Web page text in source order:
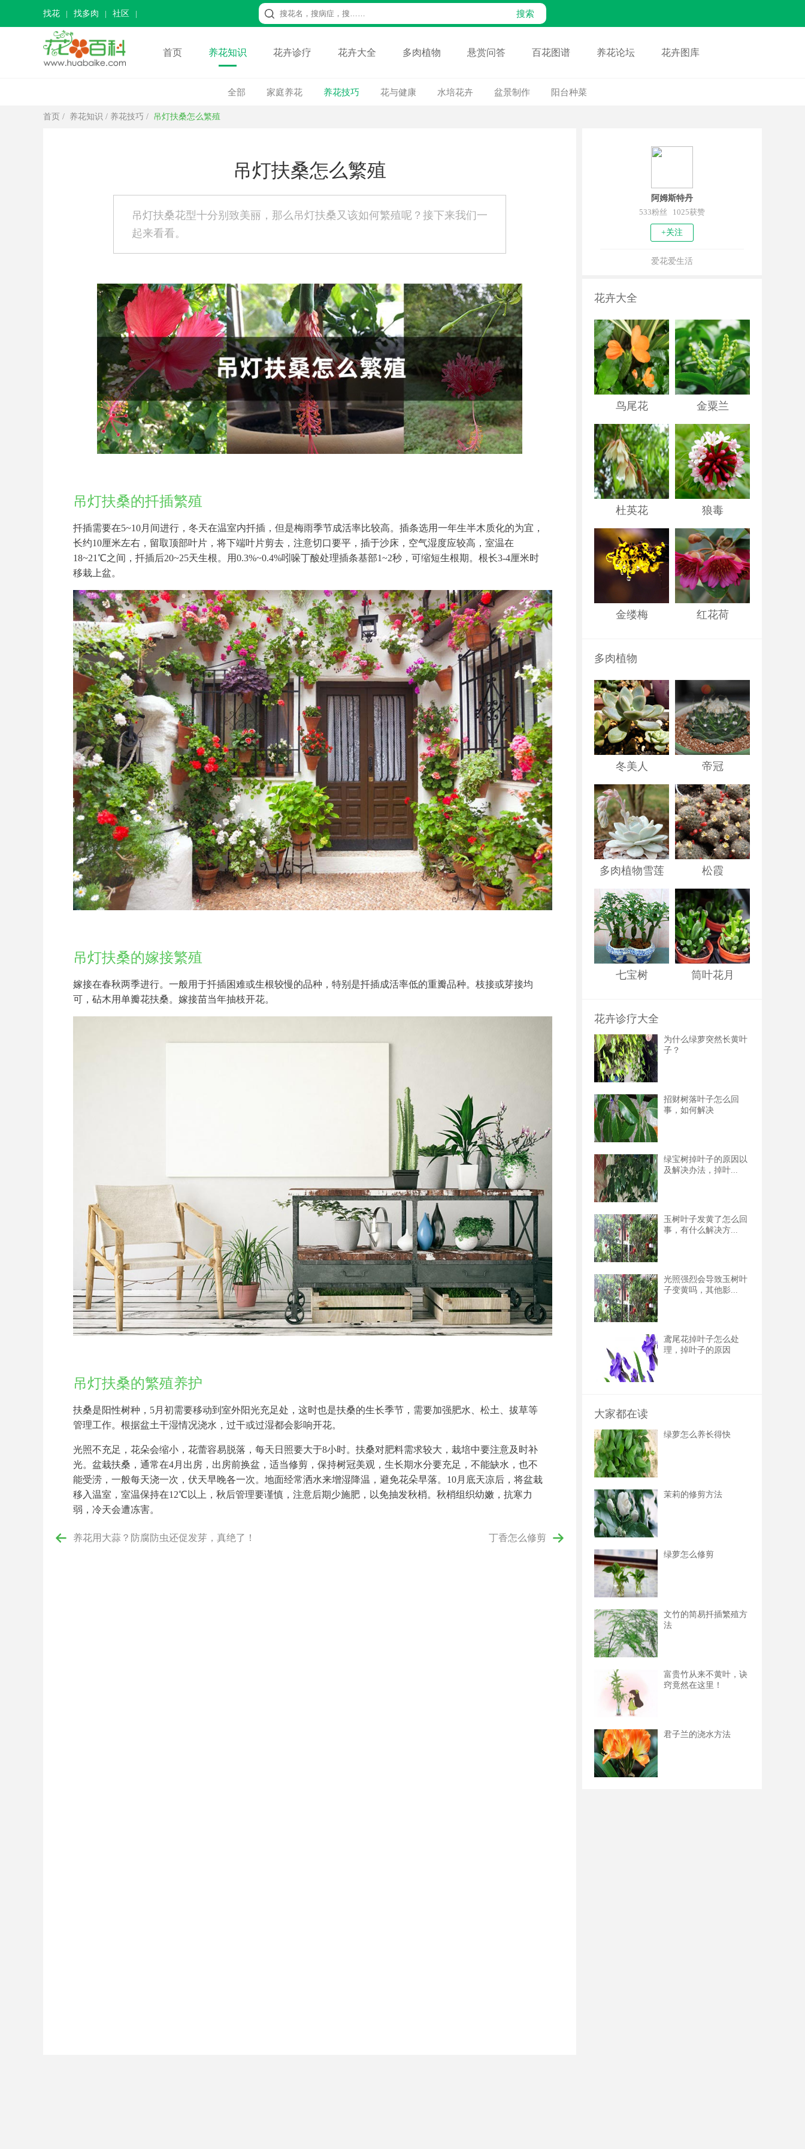
找花 找多肉 社区
首页 养花知识 花卉诊疗 花卉大全 多肉植物 悬赏问答 百花图谱 养花论坛 花卉图库
全部 家庭养花 养花技巧 花与健康 水培花卉 盆景制作 阳台种菜
首页 / 养花知识 / 养花技巧 / 吊灯扶桑怎么繁殖
吊灯扶桑怎么繁殖
吊灯扶桑花型十分别致美丽，那么吊灯扶桑又该如何繁殖呢？接下来我们一
起来看看。
吊灯扶桑的扦插繁殖
扦插需要在5~10月间进行，冬天在温室内扦插，但是梅雨季节成活率比较高。插条选用一年生半木质化的为宜，
长约10厘米左右，留取顶部叶片，将下端叶片剪去，注意切口要平，插于沙床，空气湿度应较高，室温在
18~21℃之间，扦插后20~25天生根。用0.3%~0.4%吲哚丁酸处理插条基部1~2秒，可缩短生根期。根长3-4厘米时
移栽上盆。
吊灯扶桑的嫁接繁殖
嫁接在春秋两季进行。一般用于扦插困难或生根较慢的品种，特别是扦插成活率低的重瓣品种。枝接或芽接均
可，砧木用单瓣花扶桑。嫁接苗当年抽枝开花。
吊灯扶桑的繁殖养护
扶桑是阳性树种，5月初需要移动到室外阳光充足处，这时也是扶桑的生长季节，需要加强肥水、松土、拔草等
管理工作。根据盆土干湿情况浇水，过干或过湿都会影响开花。
光照不充足，花朵会缩小，花蕾容易脱落，每天日照要大于8小时。扶桑对肥料需求较大，栽培中要注意及时补
光。盆栽扶桑，通常在4月出房，出房前换盆，适当修剪，保持树冠美观，生长期水分要充足，不能缺水，也不
能受涝，一般每天浇一次，伏天早晚各一次。地面经常洒水来增湿降温，避免花朵早落。10月底天凉后，将盆栽
移入温室，室温保持在12℃以上，秋后管理要谨慎，注意后期少施肥，以免抽发秋梢。秋梢组织幼嫩，抗寒力
弱，冷天会遭冻害。
养花用大蒜？防腐防虫还促发芽，真绝了！ 丁香怎么修剪
阿姆斯特丹
533粉丝 1025获赞
+关注
爱花爱生活
花卉大全
鸟尾花 金粟兰
杜英花 狼毒
金缕梅 红花荷
多肉植物
冬美人 帝冠
多肉植物雪莲 松霞
七宝树 筒叶花月
花卉诊疗大全
为什么绿萝突然长黄叶
子？
招财树落叶子怎么回
事，如何解决
绿宝树掉叶子的原因以
及解决办法，掉叶...
玉树叶子发黄了怎么回
事，有什么解决方...
光照强烈会导致玉树叶
子变黄吗，其他影...
鸢尾花掉叶子怎么处
理，掉叶子的原因
大家都在读
绿萝怎么养长得快
茉莉的修剪方法
绿萝怎么修剪
文竹的简易扦插繁殖方
法
富贵竹从来不黄叶，诀
窍竟然在这里！
君子兰的浇水方法